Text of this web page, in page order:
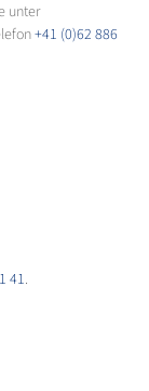
unter
+41 (0)62 886
41.